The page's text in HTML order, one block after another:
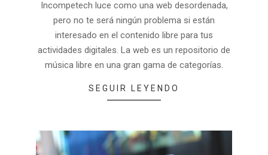
Incompetech luce como una web desordenada,
pero no te será ningún problema si están
interesado en el contenido libre para tus
actividades digitales. La web es un repositorio de
música libre en una gran gama de categorías.
SEGUIR LEYENDO